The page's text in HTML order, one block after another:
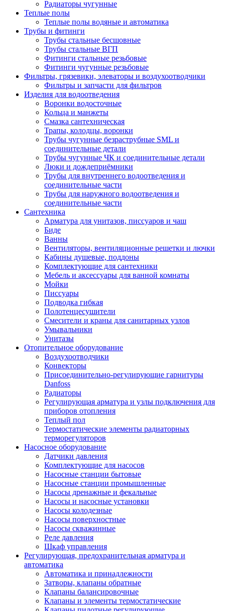
Радиаторы чугунные
Теплые полы
Теплые полы водяные и автоматика
Трубы и фитинги
Трубы стальные бесшовные
Трубы стальные ВГП
Фитинги стальные резьбовые
Фитинги чугунные резьбовые
Фильтры, грязевики, элеваторы и воздухоотводчики
Фильтры и запчасти для фильтров
Изделия для водоотведения
Воронки водосточные
Кольца и манжеты
Смазка сантехническая
Трапы, колодцы, воронки
Трубы чугунные безраструбные SML и
соединительные детали
Трубы чугунные ЧК и соединительные детали
Люки и дождеприёмники
Трубы для внутреннего водоотведения и
соединительные части
Трубы для наружного водоотведения и
соединительные части
Сантехника
Арматура для унитазов, писсуаров и чаш
Биде
Ванны
Вентиляторы, вентиляционные решетки и лючки
Кабины душевые, поддоны
Комплектующие для сантехники
Мебель и аксессуары для ванной комнаты
Мойки
Писсуары
Подводка гибкая
Полотенцесушители
Смесители и краны для санитарных узлов
Умывальники
Унитазы
Отопительное оборудование
Воздухоотводчики
Конвекторы
Присоединительно-регулирующие гарнитуры
Danfoss
Радиаторы
Регулирующая арматура и узлы подключения для
приборов отопления
Теплый пол
Термостатические элементы радиаторных
терморегуляторов
Насосное оборудование
Датчики давления
Комплектующие для насосов
Насосные станции бытовые
Насосные станции промышленные
Насосы дренажные и фекальные
Насосы и насосные установки
Насосы колодезные
Насосы поверхностные
Насосы скважинные
Реле давления
Шкаф управления
Регулирующая, предохранительная арматура и
автоматика
Автоматика и принадлежности
Затворы, клапаны обратные
Клапаны балансировочные
Клапаны и элементы термостатические